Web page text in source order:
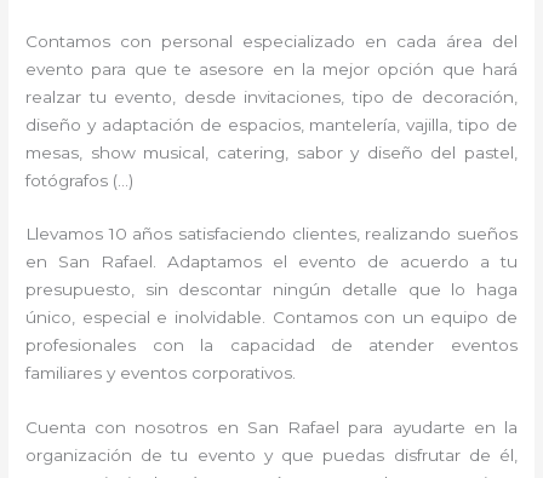
Contamos con personal especializado en cada área del
evento para que te asesore en la mejor opción que hará
realzar tu evento, desde invitaciones, tipo de decoración,
diseño y adaptación de espacios, mantelería, vajilla, tipo de
mesas, show musical, catering, sabor y diseño del pastel,
fotógrafos (…)
Llevamos 10 años satisfaciendo clientes, realizando sueños
en San Rafael. Adaptamos el evento de acuerdo a tu
presupuesto, sin descontar ningún detalle que lo haga
único, especial e inolvidable. Contamos con un equipo de
profesionales con la capacidad de atender eventos
familiares y eventos corporativos.
Cuenta con nosotros en San Rafael para ayudarte en la
organización de tu evento y que puedas disfrutar de él,